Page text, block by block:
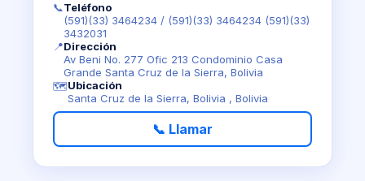
📞Teléfono
(591)(33) 3464234 / (591)(33) 3464234 (591)(33)
3432031
📍Dirección
Av Beni No. 277 Ofic 213 Condominio Casa
Grande Santa Cruz de la Sierra, Bolivia
🗺️Ubicación
Santa Cruz de la Sierra, Bolivia , Bolivia
📞 Llamar